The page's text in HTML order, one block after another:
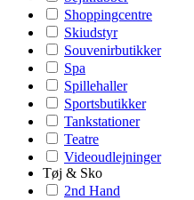
Shoppingcentre
Skiudstyr
Souvenirbutikker
Spa
Spillehaller
Sportsbutikker
Tankstationer
Teatre
Videoudlejninger
Tøj & Sko
2nd Hand